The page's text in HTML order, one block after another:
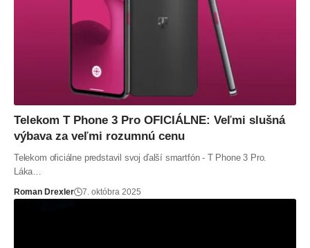
Telekom T Phone 3 Pro OFICIÁLNE: Veľmi slušná
výbava za veľmi rozumnú cenu
Telekom oficiálne predstavil svoj ďalší smartfón - T Phone 3 Pro.
Láka…
Roman Drexler 7. októbra 2025